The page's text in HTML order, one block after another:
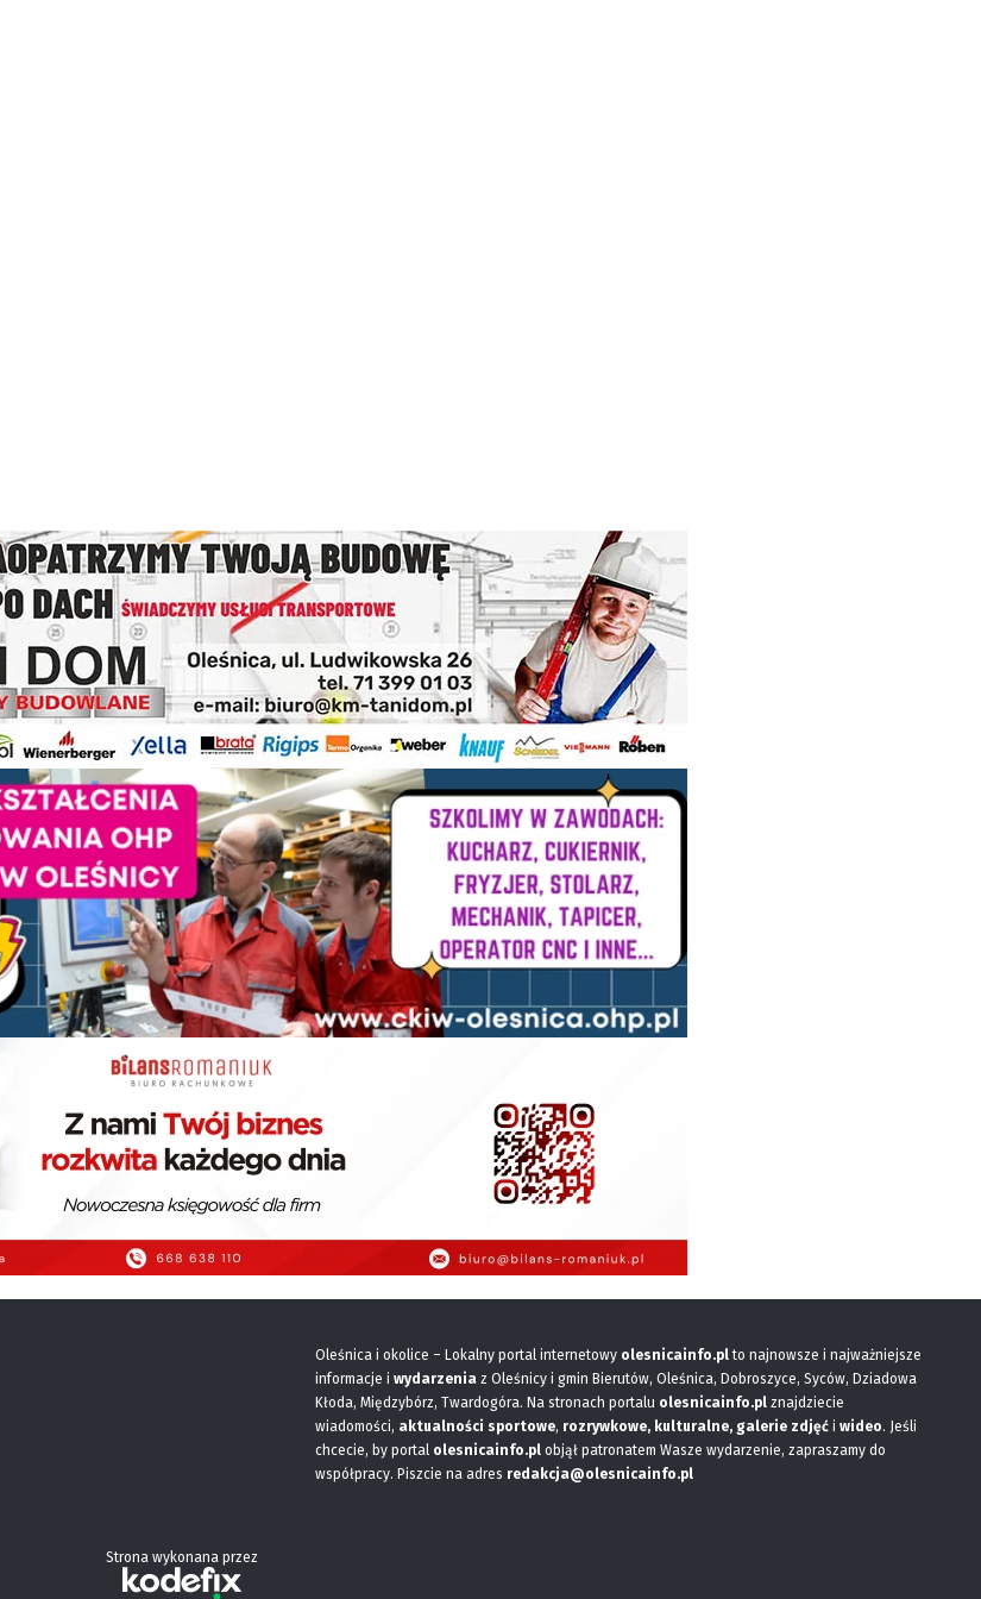
Oleśnica i okolice – Lokalny portal internetowy olesnicainfo.plto najnowsze i najważniejsze
informacje i wydarzenia z Oleśnicy i gmin Bierutów, Oleśnica, Dobroszyce, Syców, Dziadowa
Kłoda, Międzybórz, Twardogóra. Na stronach portalu olesnicainfo.pl znajdziecie
wiadomości, aktualności sportowe, rozrywkowe, kulturalne, galerie zdjęć i wideo. Jeśli
chcecie, by portal olesnicainfo.pl objął patronatem Wasze wydarzenie, zapraszamy do
współpracy. Piszcie na adres redakcja@olesnicainfo.pl
Strona wykonana przez